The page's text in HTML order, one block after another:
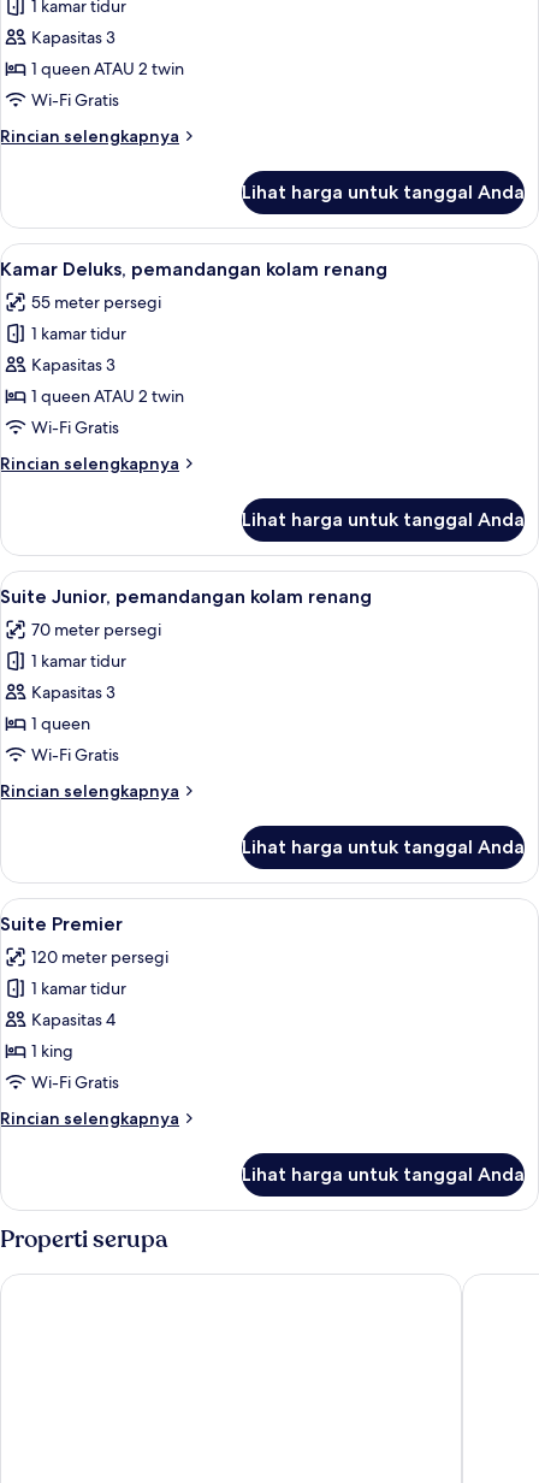
untuk
Kamar
Superior
1 kamar tidur
Kapasitas 3
1 queen ATAU 2 twin
Wi-Fi Gratis
Rincian selengkapnya
Rincian
Kamar
Superior
Lihat harga untuk tanggal Anda
Lihat
semua
foto
untuk
Kamar
Deluks,
pemandangan
renang
Kamar Deluks, pemandangan kolam
4
Kamar Deluks, pemandangan kolam renang
55 meter persegi
1 kamar tidur
Kapasitas 3
1 queen ATAU 2 twin
Wi-Fi Gratis
Rincian selengkapnya
Rincian
Kamar
Deluks,
pemandangan
renang
Lihat harga untuk tanggal Anda
Lihat
semua
foto
untuk
Suite
Junior,
pemandangan
renang
Suite Junior, pemandangan kolam
2
Suite Junior, pemandangan kolam renang
70 meter persegi
1 kamar tidur
Kapasitas 3
1 queen
Wi-Fi Gratis
Rincian selengkapnya
Rincian
Suite
Junior,
pemandangan
renang
Lihat harga untuk tanggal Anda
Lihat
semua
foto
untuk
Suite
Premier
Suite Premier | Area keluarga |
4
Suite Premier
120 meter persegi
1 kamar tidur
Kapasitas 4
1 king
Wi-Fi Gratis
Rincian selengkapnya
Rincian
Suite
Lihat harga untuk tanggal Anda
Properti serupa
Palais Namaskar La